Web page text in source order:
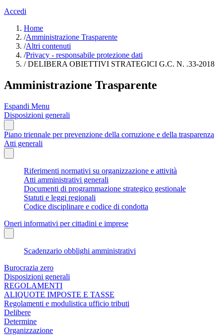
Accedi
Home
/Amministrazione Trasparente
/Altri contenuti
/Privacy - responsabile protezione dati
/DELIBERA OBIETTIVI STRATEGICI G.C. N. .33-2018
Amministrazione Trasparente
Espandi Menu
Disposizioni generali
Piano triennale per prevenzione della corruzione e della trasparenza
Atti generali
Riferimenti normativi su organizzazione e attività
Atti amministrativi generali
Documenti di programmazione strategico gestionale
Statuti e leggi regionali
Codice disciplinare e codice di condotta
Oneri informativi per cittadini e imprese
Scadenzario obblighi amministrativi
Burocrazia zero
Disposizioni generali
REGOLAMENTI
ALIQUOTE IMPOSTE E TASSE
Regolamenti e modulistica ufficio tributi
Delibere
Determine
Organizzazione